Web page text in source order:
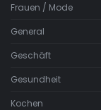
Frauen / Mode
General
Geschäft
Gesundheit
Kochen